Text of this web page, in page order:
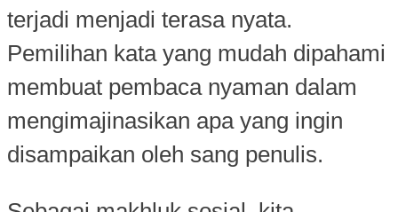
terjadi menjadi terasa nyata.
Pemilihan kata yang mudah dipahami
membuat pembaca nyaman dalam
mengimajinasikan apa yang ingin
disampaikan oleh sang penulis.